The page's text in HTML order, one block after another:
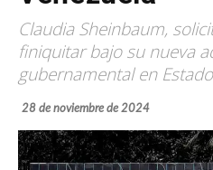
Claudia Sheinbaum,
finiquitar bajo su nueva
gubernamental en
28 de noviembre de 2024